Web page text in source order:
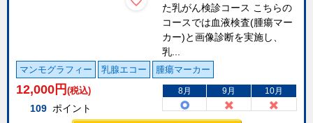
た乳がん検診コース こちらの
コースでは血液検査(腫瘍マー
カー)と画像診断を実施し、
乳...
マンモグラフィー 乳腺エコー 腫瘍マーカー
12,000 円 (税込)
109 ポイント
8月 9月 10月